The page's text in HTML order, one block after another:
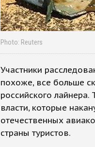
Photo: Reuters
Участники
похоже, все больше
российского
власти, которые
отечественных
страны туристов.